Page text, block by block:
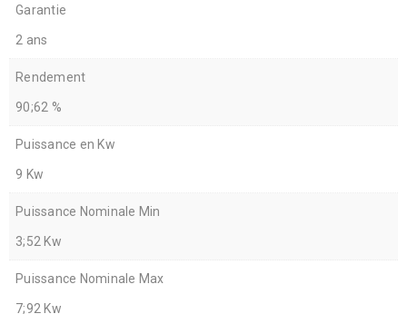
Garantie
2 ans
Rendement
90;62 %
Puissance en Kw
9 Kw
Puissance Nominale Min
3;52 Kw
Puissance Nominale Max
7;92 Kw